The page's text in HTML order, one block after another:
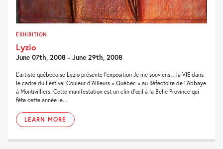
EXHIBITION
Lyzio
June 07th, 2008 - June 29th, 2008
L’artiste québécoise Lyzio présente l’exposition Je me souviens…la VIE dans
le cadre du Festival Couleur d’Ailleurs « Québec » au Réfectoire de l’Abbaye
à Montivilliers. Cette manifestation est un clin d’œil à la Belle Province qui
fête cette année le...
LEARN MORE